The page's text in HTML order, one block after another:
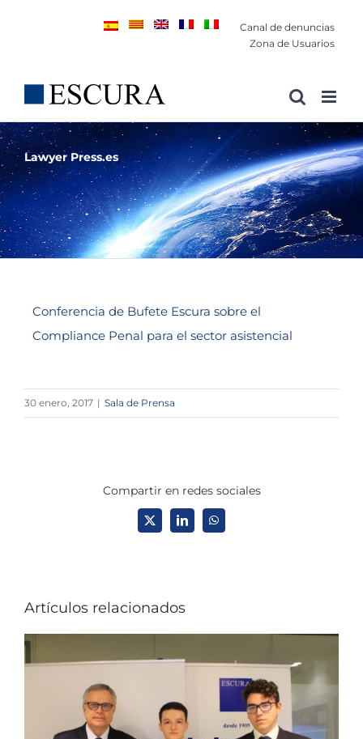
Canal de denuncias
Zona de Usuarios
Lawyer Press.es
Conferencia de Bufete Escura sobre el
Compliance Penal para el sector asistencial
30 enero, 2017 | Sala de Prensa
Compartir en redes sociales
X LinkedInWhatsApp
Artículos relacionados